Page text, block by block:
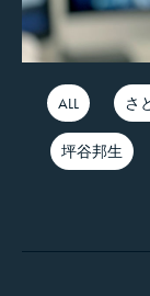
ALL さ
坪谷邦生